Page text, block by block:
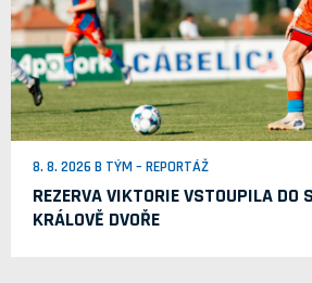
8. 8. 2026 B TÝM – REPORTÁŽ
REZERVA VIKTORIE VSTOUPILA DO
KRÁLOVĚ DVOŘE